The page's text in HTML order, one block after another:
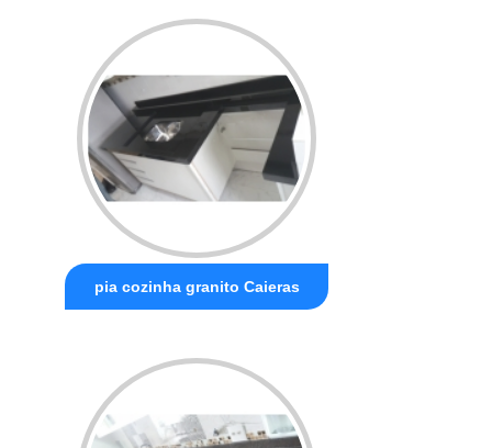
pia cozinha granito Caieras